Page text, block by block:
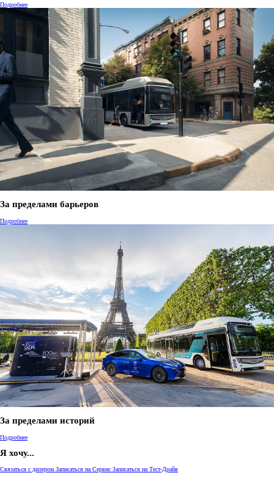
Подробнее
За пределами барьеров
Подробнее
За пределами историй
Подробнее
Я хочу...
Связаться с дилером Записаться на Сервис Записаться на Тест-Драйв